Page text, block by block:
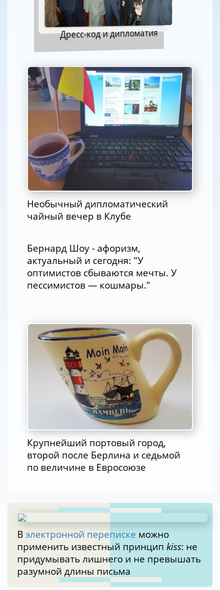
Дресс-код и дипломатия
Необычный дипломатический
чайный вечер в Клубе
Бернард Шоу - афоризм,
актуальный и сегодня: "У
оптимистов сбываются мечты. У
пессимистов — кошмары."
Крупнейший портовый город,
второй после Берлина и седьмой
по величине в Евросоюзе
В электронной переписке можно
применить известный принцип kiss: не
придумывать лишнего и не превышать
разумной длины письма